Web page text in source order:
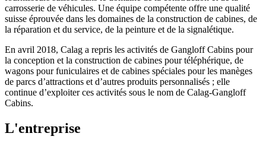
carrosserie de véhicules. Une équipe compétente offre une qualité
suisse éprouvée dans les domaines de la construction de cabines, de
la réparation et du service, de la peinture et de la signalétique.
En avril 2018, Calag a repris les activités de Gangloff Cabins pour
la conception et la construction de cabines pour téléphérique, de
wagons pour funiculaires et de cabines spéciales pour les manèges
de parcs d’attractions et d’autres produits personnalisés ; elle
continue d’exploiter ces activités sous le nom de Calag-Gangloff
Cabins.
L'entreprise